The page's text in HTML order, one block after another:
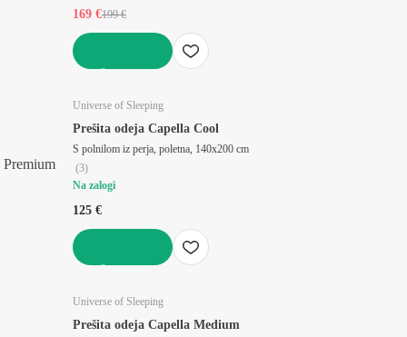
169 €199 €
Premium
Universe of Sleeping
Prešita odeja Capella Cool
S polnilom iz perja, poletna, 140x200 cm
(3)
Na zalogi
125 €
Universe of Sleeping
Prešita odeja Capella Medium